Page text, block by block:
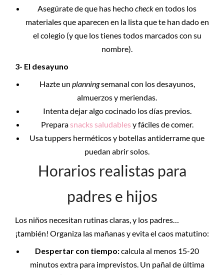
Asegúrate de que has hechochecken todos los
materiales que aparecen en la lista que te han dado en
el colegio (y que los tienes todos marcados con su
nombre).
3- El desayuno
Hazte un planningsemanal con los desayunos,
almuerzos y meriendas.
Intenta dejar algo cocinado los días previos.
Prepara snacks saludables y fáciles de comer.
Usa tuppers herméticos y botellas antiderrame que
puedan abrir solos.
Horarios realistas para
padres e hijos
Los niños necesitan rutinas claras, y los padres…
¡también! Organiza las mañanas y evita el caos matutino:
Despertar con tiempo:calcula al menos 15-20
minutos extra para imprevistos. Un pañal de última